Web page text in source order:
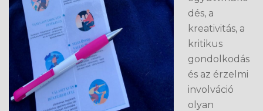
dés, a
kreativitás, a
kritikus
gondolkodás
és az érzelmi
involváció
olyan